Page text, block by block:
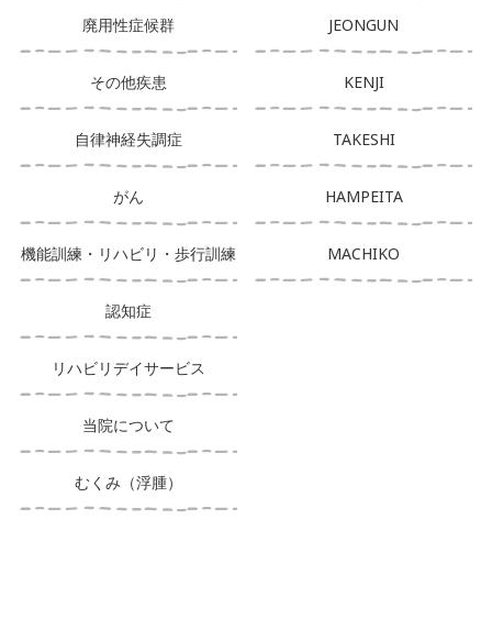
廃用性症候群
その他疾患
自律神経失調症
がん
機能訓練・リハビリ・歩行訓練
認知症
リハビリデイサービス
当院について
むくみ（浮腫）
JEONGUN
KENJI
TAKESHI
HAMPEITA
MACHIKO